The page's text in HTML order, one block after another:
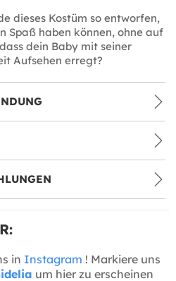
dieses Kostüm so entworfen,
Spaß haben können, ohne auf
dein Baby mit seiner
Aufsehen erregt?
in Instagram ! Markiere uns
um hier zu erscheinen